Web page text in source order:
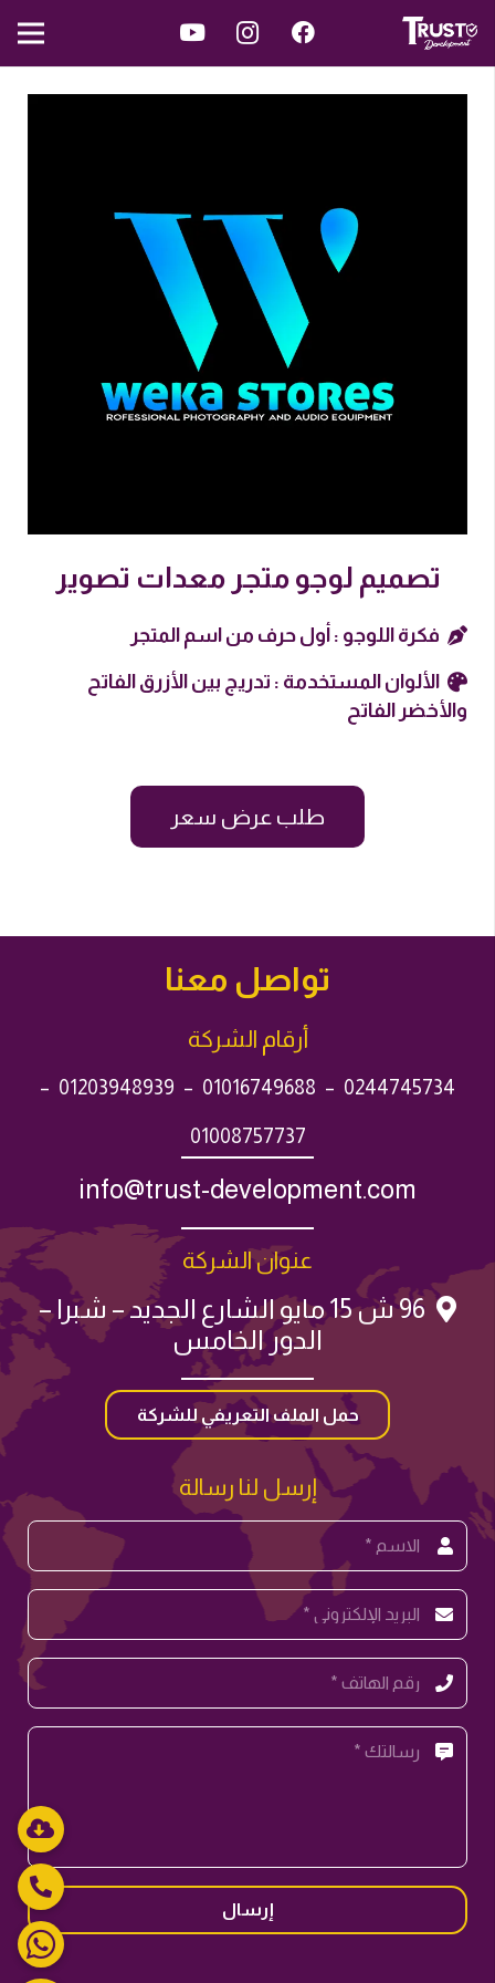
تصميم لوجو متجر معدات تصوير
فكرة اللوجو : أول حرف من اسم المتجر
الألوان المستخدمة : تدريج بين الأزرق الفاتح
والأخضر الفاتح
طلب عرض سعر
تواصل معنا
أرقام الشركة
0244745734
–
01016749688
–
01203948939
–
01008757737
info@trust-development.com
عنوان الشركة
96 ش 15 مايو الشارع الجديد – شبرا –
الدور الخامس
حمل الملف التعريفي للشركة
إرسل لنا رسالة
إرسال